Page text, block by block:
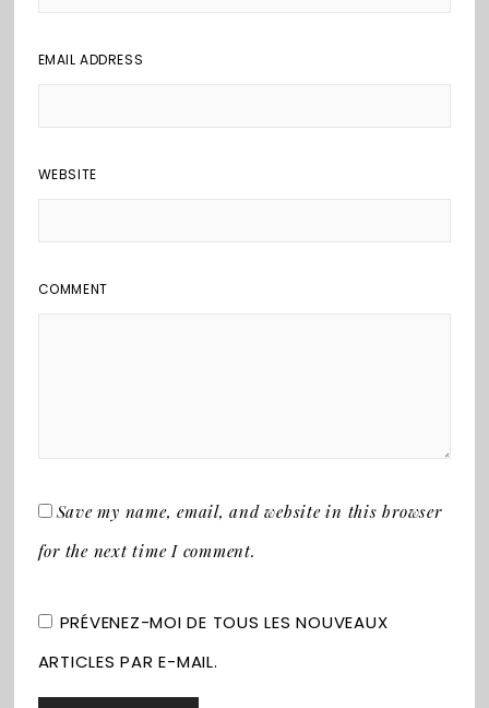
EMAIL ADDRESS
WEBSITE
COMMENT
Save my name, email, and website in this browser
for the next time I comment.
PRÉVENEZ-MOI DE TOUS LES NOUVEAUX
ARTICLES PAR E-MAIL.